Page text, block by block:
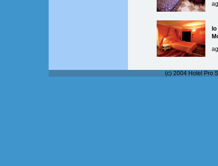
(c) 2004 Hotel Pro